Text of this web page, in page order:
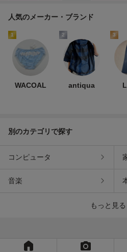
人気のメーカー・ブランド
1
WACOAL
2
antiqua
3
別のカテゴリで探す
コンピュータ
音楽
もっと見る